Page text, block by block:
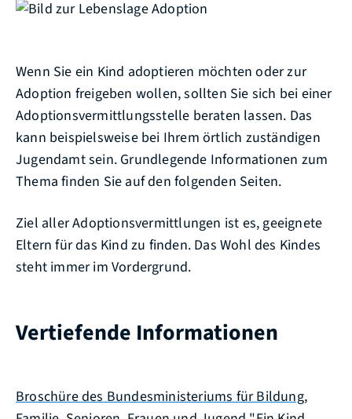
Wenn Sie ein Kind adoptieren möchten oder zur
Adoption freigeben wollen, sollten Sie sich bei einer
Adoptionsvermittlungsstelle beraten lassen. Das
kann beispielsweise bei Ihrem örtlich zuständigen
Jugendamt sein. Grundlegende Informationen zum
Thema finden Sie auf den folgenden Seiten.
Ziel aller Adoptionsvermittlungen ist es, geeignete
Eltern für das Kind zu finden. Das Wohl des Kindes
steht immer im Vordergrund.
Vertiefende Informationen
Broschüre des Bundesministeriums für Bildung,